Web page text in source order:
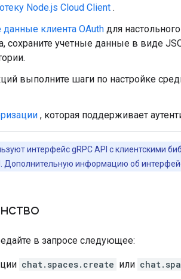
Node.js Cloud Client .
данные клиента OAuth для
сохраните учетные данные в виде
выполните шаги по настройке
, которая поддерживает
интерфейс gRPC API с клиентскими
Дополнительную информацию об
в запросе следующее:
chat.spaces.create или